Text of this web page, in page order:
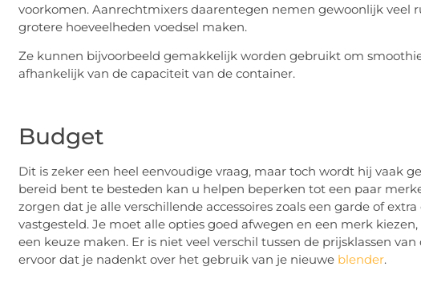
voorkomen. Aanrechtmixers daarentegen nemen gewoonlijk veel
grotere hoeveelheden voedsel maken.
Ze kunnen bijvoorbeeld gemakkelijk worden gebruikt om
afhankelijk van de capaciteit van de container.
Budget
Dit is zeker een heel eenvoudige vraag, maar toch wordt hij vaak
bereid bent te besteden kan u helpen beperken tot een paar
zorgen dat je alle verschillende accessoires zoals een garde of
vastgesteld. Je moet alle opties goed afwegen en een merk
een keuze maken. Er is niet veel verschil tussen de prijsklassen
ervoor dat je nadenkt over het gebruik van je nieuwe blender.